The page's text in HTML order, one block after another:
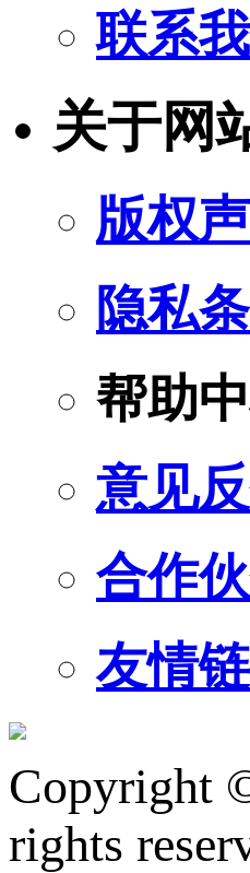
联系
关于网
版权
隐私
帮助
意见
合作
友情
Copyright
rights